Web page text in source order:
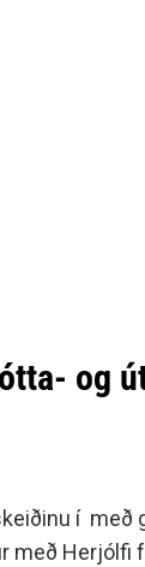
og
í með
með Herjólfi